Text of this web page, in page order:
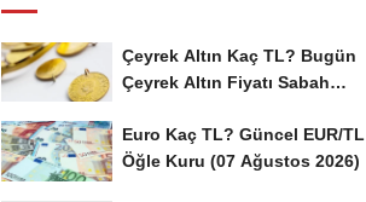
Çeyrek Altın Kaç TL? Bugün
Çeyrek Altın Fiyatı Sabah
Euro Kaç TL? Güncel EUR/TL
Öğle Kuru (07 Ağustos 2026)